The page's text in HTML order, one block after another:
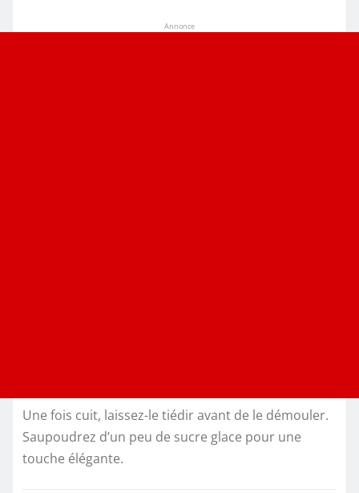
Annonce
Une fois cuit, laissez-le tiédir avant de le démouler.
Saupoudrez d’un peu de sucre glace pour une
touche élégante.